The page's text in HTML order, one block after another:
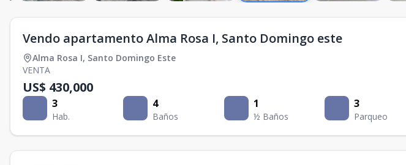
Vendo apartamento Alma Rosa I, Santo Domingo este
Alma Rosa I, Santo Domingo Este
VENTA
US$ 430,000
3
Hab.
4
Baños
1
½ Baños
3
Parqueo